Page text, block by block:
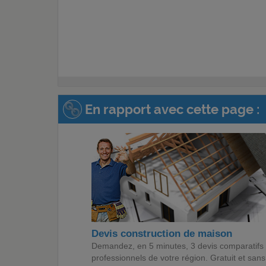
En rapport avec cette page :
Devis construction de maison
Demandez, en 5 minutes, 3 devis comparatifs
professionnels de votre région. Gratuit et sans